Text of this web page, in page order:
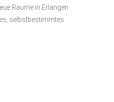
Räume in Erlangen
selbstbestimmtes